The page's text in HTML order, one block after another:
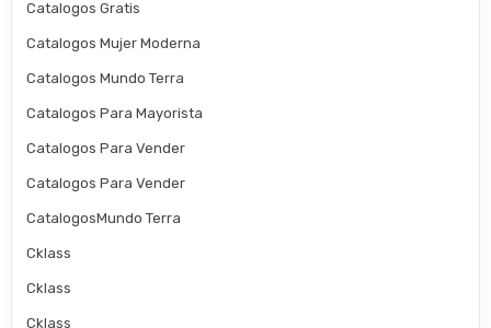
Catalogos Gratis
Catalogos Mujer Moderna
Catalogos Mundo Terra
Catalogos Para Mayorista
Catalogos Para Vender
Catalogos Para Vender
CatalogosMundo Terra
Cklass
Cklass
Cklass